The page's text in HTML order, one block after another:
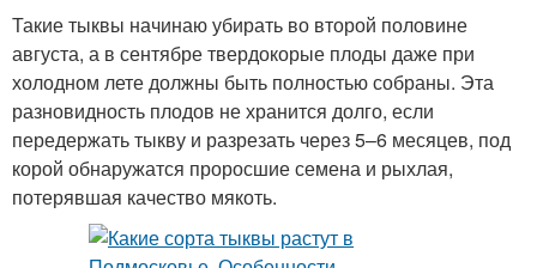
Такие тыквы начинаю убирать во второй половине
августа, а в сентябре твердокорые плоды даже при
холодном лете должны быть полностью собраны. Эта
разновидность плодов не хранится долго, если
передержать тыкву и разрезать через 5–6 месяцев, под
корой обнаружатся проросшие семена и рыхлая,
потерявшая качество мякоть.